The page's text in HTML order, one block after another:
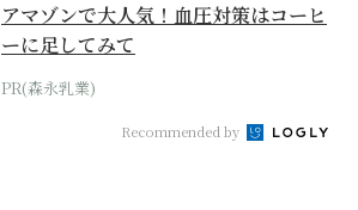
アマゾンで大人気！血圧対策はコーヒ
ーに足してみて
PR(森永乳業)
Recommended by